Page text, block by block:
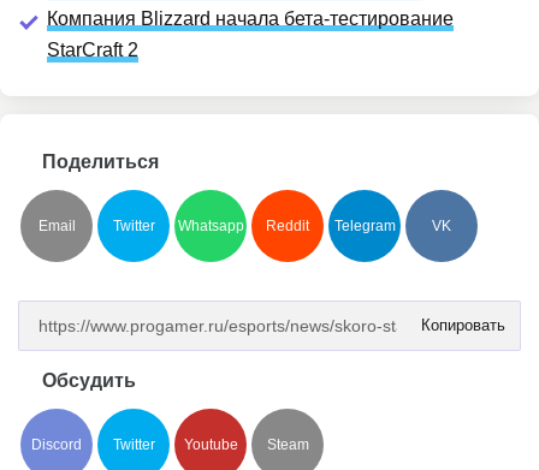
Компания Blizzard начала бета-тестирование
StarCraft 2
Поделиться
Email Twitter Whatsapp Reddit Telegram VK
Копировать
Обсудить
Discord Twitter Youtube Steam